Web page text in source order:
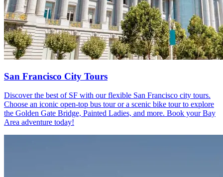
San Francisco City Tours
Discover the best of SF with our flexible San Francisco city tours.
Choose an iconic open-top bus tour or a scenic bike tour to explore
the Golden Gate Bridge, Painted Ladies, and more. Book your Bay
Area adventure today!